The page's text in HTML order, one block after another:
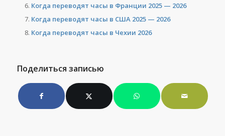
Когда переводят часы в Франции 2025 — 2026
Когда переводят часы в США 2025 — 2026
Когда переводят часы в Чехии 2026
Поделиться записью